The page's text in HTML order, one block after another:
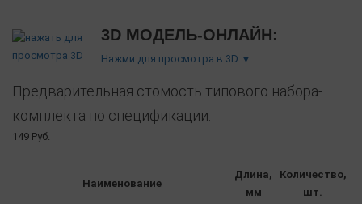
3D МОДЕЛЬ-ОНЛАЙН:
Нажми для просмотра в 3D ▼
Предварительная стомость типового набора-
комплекта по спецификации:
149 Руб.
Наименование
Длина,
мм
Количество,
шт.